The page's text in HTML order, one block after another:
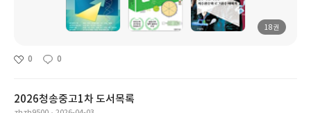
18권
0 0
2026청송중고1차 도서목록